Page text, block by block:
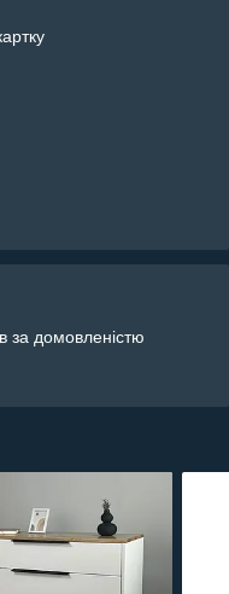
за домовленістю